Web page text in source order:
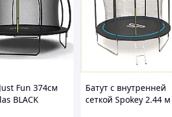
Fun 374см
BLACK
Батут с внутренней
сеткой Spokey 2.44 м